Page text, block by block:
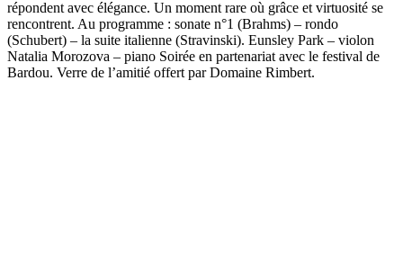
répondent avec élégance. Un moment rare où grâce et virtuosité se
rencontrent. Au programme : sonate n°1 (Brahms) – rondo
(Schubert) – la suite italienne (Stravinski). Eunsley Park – violon
Natalia Morozova – piano Soirée en partenariat avec le festival de
Bardou. Verre de l’amitié offert par Domaine Rimbert.